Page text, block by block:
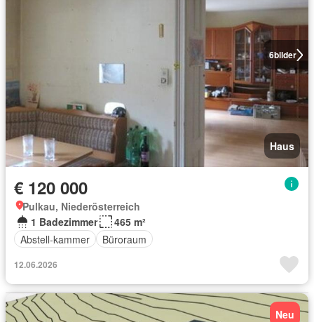
6bilder
Haus
€ 120 000
Pulkau, Niederösterreich
1 Badezimmer
465 m²
Abstell-kammer
Büroraum
12.06.2026
Neu